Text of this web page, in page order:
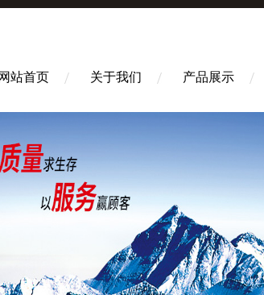
网站首页 关于我们 产品展示